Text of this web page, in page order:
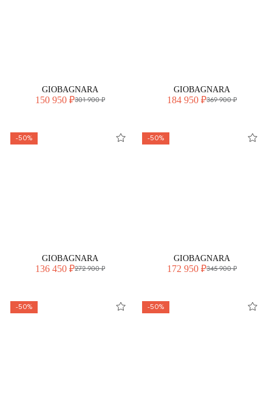
GIOBAGNARA
150 950 ₽301 900 ₽
GIOBAGNARA
184 950 ₽369 900 ₽
-50%
GIOBAGNARA
136 450 ₽272 900 ₽
-50%
GIOBAGNARA
172 950 ₽345 900 ₽
-50% -50%